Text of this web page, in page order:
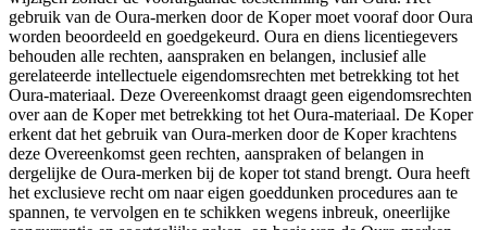
gebruik van de Oura-merken door de Koper moet vooraf door Oura
worden beoordeeld en goedgekeurd. Oura en diens licentiegevers
behouden alle rechten, aanspraken en belangen, inclusief alle
gerelateerde intellectuele eigendomsrechten met betrekking tot het
Oura-materiaal. Deze Overeenkomst draagt geen eigendomsrechten
over aan de Koper met betrekking tot het Oura-materiaal. De Koper
erkent dat het gebruik van Oura-merken door de Koper krachtens
deze Overeenkomst geen rechten, aanspraken of belangen in
dergelijke de Oura-merken bij de koper tot stand brengt. Oura heeft
het exclusieve recht om naar eigen goeddunken procedures aan te
spannen, te vervolgen en te schikken wegens inbreuk, oneerlijke